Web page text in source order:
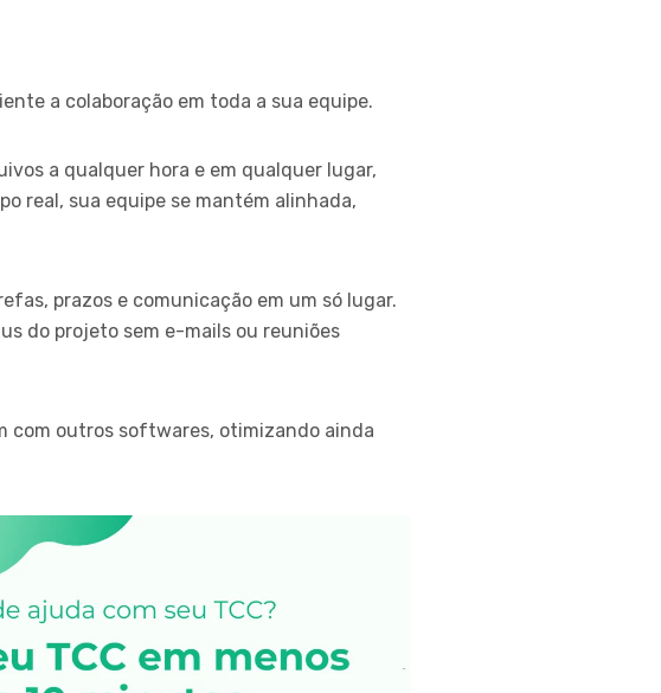
a colaboração em toda a sua equipe.
a qualquer hora e em qualquer lugar,
real, sua equipe se mantém alinhada,
prazos e comunicação em um só lugar.
do projeto sem e-mails ou reuniões
com outros softwares, otimizando ainda